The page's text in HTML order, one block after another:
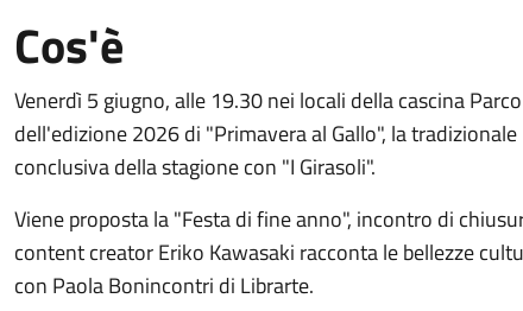
Cos'è
Venerdì 5 giugno, alle 19.30 nei locali della cascina
dell'edizione 2026 di "Primavera al Gallo", la
conclusiva della stagione con "I Girasoli".
Viene proposta la "Festa di fine anno", incontro di
content creator Eriko Kawasaki racconta le bellezze
con Paola Bonincontri di Librarte.